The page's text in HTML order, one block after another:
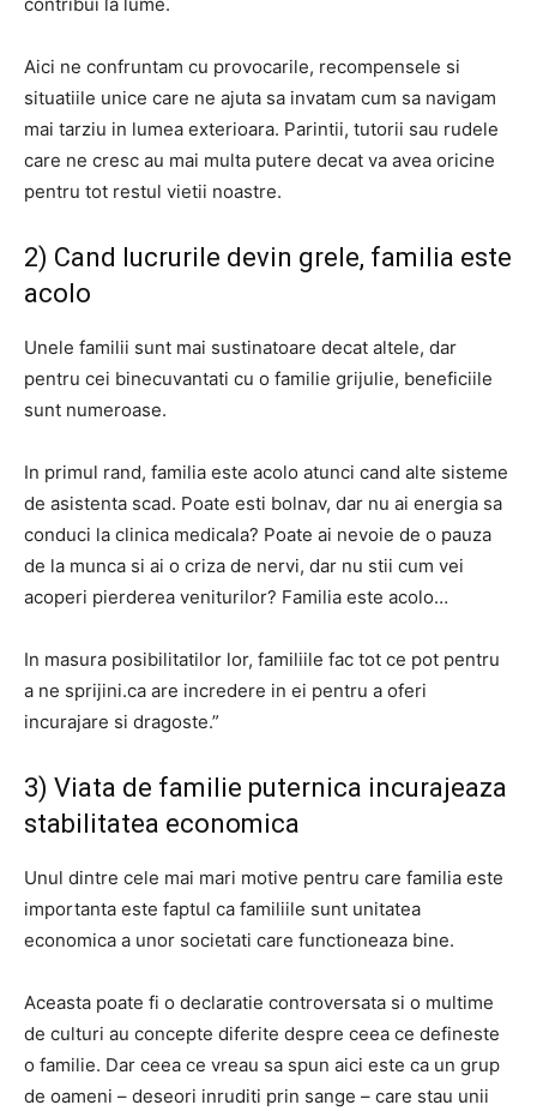
Aici ne confruntam cu provocarile, recompensele si
situatiile unice care ne ajuta sa invatam cum sa navigam
mai tarziu in lumea exterioara. Parintii, tutorii sau rudele
care ne cresc au mai multa putere decat va avea oricine
pentru tot restul vietii noastre.
2) Cand lucrurile devin grele, familia este
acolo
Unele familii sunt mai sustinatoare decat altele, dar
pentru cei binecuvantati cu o familie grijulie, beneficiile
sunt numeroase.
In primul rand, familia este acolo atunci cand alte sisteme
de asistenta scad. Poate esti bolnav, dar nu ai energia sa
conduci la clinica medicala? Poate ai nevoie de o pauza
de la munca si ai o criza de nervi, dar nu stii cum vei
acoperi pierderea veniturilor? Familia este acolo…
In masura posibilitatilor lor, familiile fac tot ce pot pentru
a ne sprijini.ca are incredere in ei pentru a oferi
incurajare si dragoste.”
3) Viata de familie puternica incurajeaza
stabilitatea economica
Unul dintre cele mai mari motive pentru care familia este
importanta este faptul ca familiile sunt unitatea
economica a unor societati care functioneaza bine.
Aceasta poate fi o declaratie controversata si o multime
de culturi au concepte diferite despre ceea ce defineste
o familie. Dar ceea ce vreau sa spun aici este ca un grup
de oameni – deseori inruditi prin sange – care stau unii